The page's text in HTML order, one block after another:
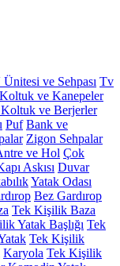
ve Sehpası Tv
Koltuk ve Kanepeler
ve Berjerler
Puf Bank ve
Zigon Sehpalar
ve Hol Çok
Askısı Duvar
Yatak Odası
Bez Gardırop
Tek Kişilik Baza
Yatak Başlığı Tek
Tek Kişilik
Karyola Tek Kişilik